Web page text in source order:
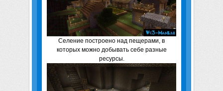
Селение построено над пещерами, в
которых можно добывать себе разные
ресурсы.